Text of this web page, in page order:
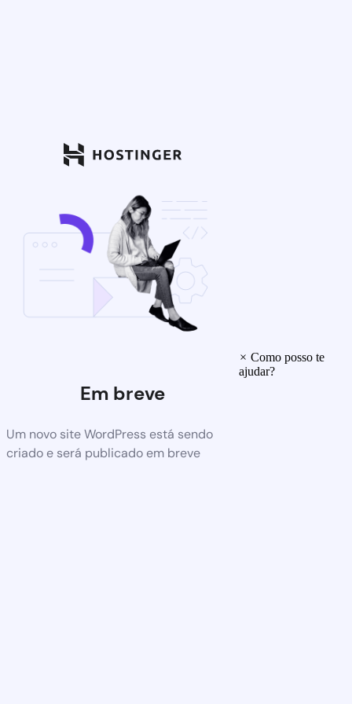
Em breve
Um novo site WordPress está sendo
criado e será publicado em breve
× Como posso te
ajudar?